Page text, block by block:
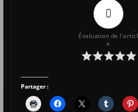
0
Évaluation de l'articl
e
Partager :